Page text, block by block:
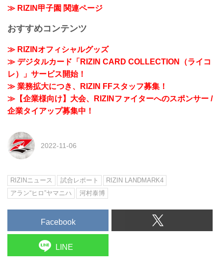
≫ RIZIN甲子園 関連ページ
おすすめコンテンツ
≫ RIZINオフィシャルグッズ
≫ デジタルカード「RIZIN CARD COLLECTION（ライコ
レ）」サービス開始！
≫ 業務拡大につき、RIZIN FFスタッフ募集！
≫【企業様向け】大会、RIZINファイターへのスポンサー /
企業タイアップ募集中！
2022-11-06
RIZINニュース 試合レポート
RIZIN LANDMARK4
アラン“ヒロ”ヤマニハ
河村泰博
Facebook
LINE